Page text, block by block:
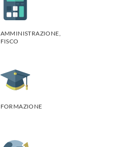
AMMINISTRAZIONE,
FISCO
FORMAZIONE